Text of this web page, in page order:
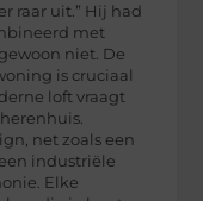
raar uit.” Hij had
met
niet. De
is cruciaal
loft vraagt
net zoals een
industriële
Elke